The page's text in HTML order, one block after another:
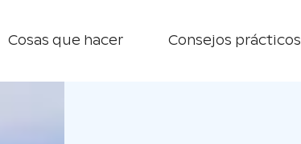
Cosas que hacer Consejos prácticos